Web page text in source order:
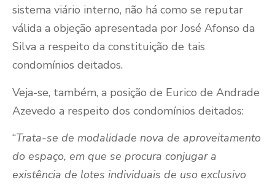
sistema viário interno, não há como se reputar
válida a objeção apresentada por José Afonso da
Silva a respeito da constituição de tais
condomínios deitados.
Veja-se, também, a posição de Eurico de Andrade
Azevedo a respeito dos condomínios deitados:
“Trata-se de modalidade nova de aproveitamento
do espaço, em que se procura conjugar a
existência de lotes individuais de uso exclusivo